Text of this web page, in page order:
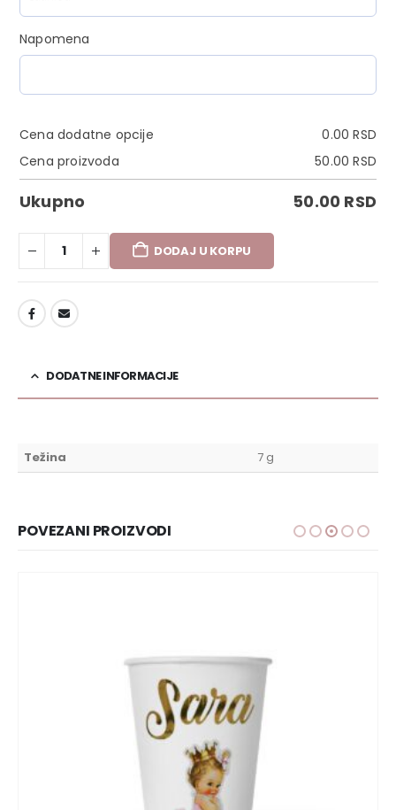
Napomena
Cena dodatne opcije 0.00RSD
Cena proizvoda
50.00RSD
Ukupno 50.00 RSD
DODAJ U KORPU
DODATNE INFORMACIJE
Težina 7 g
POVEZANI PROIZVODI